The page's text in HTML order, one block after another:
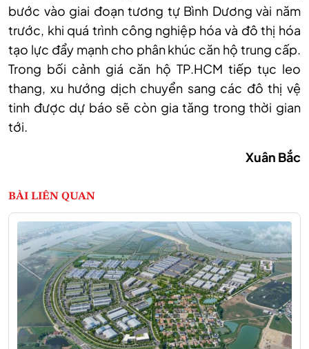
bước vào giai đoạn tương tự Bình Dương vài năm
trước, khi quá trình công nghiệp hóa và đô thị hóa
tạo lực đẩy mạnh cho phân khúc căn hộ trung cấp.
Trong bối cảnh giá căn hộ TP.HCM tiếp tục leo
thang, xu hướng dịch chuyển sang các đô thị vệ
tinh được dự báo sẽ còn gia tăng trong thời gian
tới.
Xuân Bắc
BÀI LIÊN QUAN